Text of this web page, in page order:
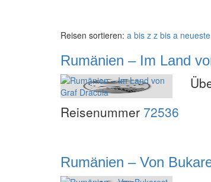
Reisen sortieren: a bis z z bis a neueste
Rumänien – Im Land
Reisenummer 72536
Rumänien – Von